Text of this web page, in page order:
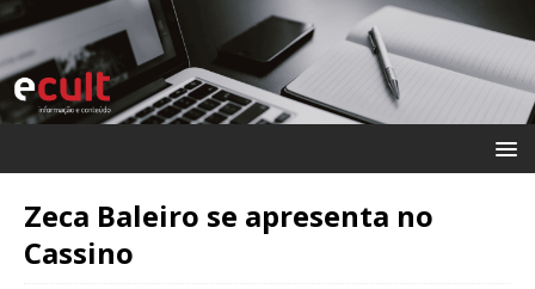
Zeca Baleiro se apresenta no
Cassino